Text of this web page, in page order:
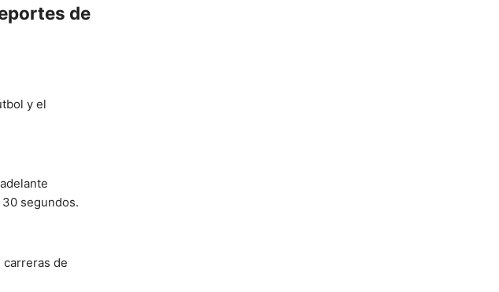
de
y el
segundos.
de